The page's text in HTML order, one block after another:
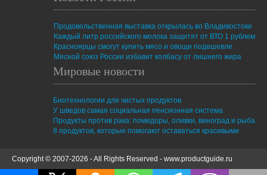
Продовольственная выставка открылась во Владивостоке
Каждый литр российского молока защитят от ВТО 1 рублем
Красноярцы смогут купить мясо и овощи подешевле
Мясной союз России избавит колбасу от лишнего жира
Мировые новости
Биотехнологии для чистых продуктов
У шведов самая социальная пенсионная система
Продукты против рака: помидоры, оливки, виноград и рыба
8 продуктов, которые помогают оставаться красивыми
Copyright © 2007-2026 - All Rights Reserved - www.productguide.ru